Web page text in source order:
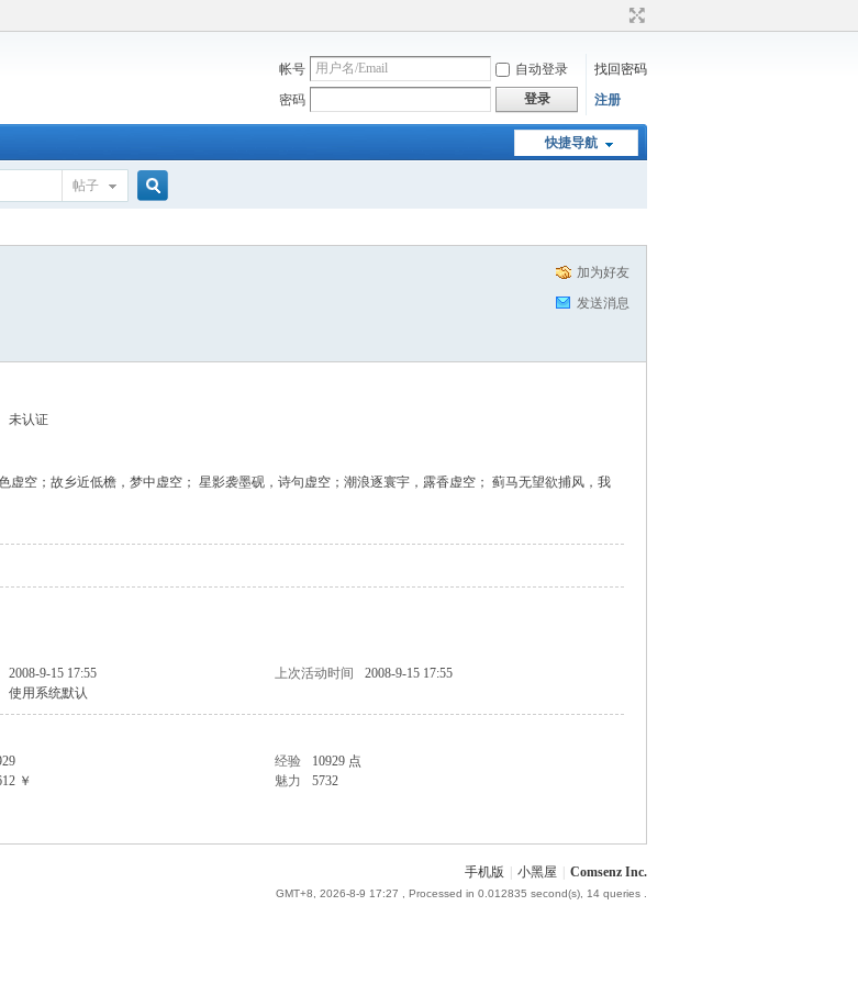
帐号 自动登录
找回密码
密码
登录 注册
快捷导航
帖子
加为好友
发送消息
未认证
虚空；故乡近低檐，梦中虚空； 星影袭墨砚，诗句虚空；潮浪逐寰宇，露香虚空； 蓟马无望欲捕风，我
2008-9-15 17:55 上次活动时间
2008-9-15 17:55
使用系统默认
经验
10929 点
￥ 魅力
5732
手机版 小黑屋 Comsenz Inc.
GMT+8, 2026-8-9 17:27 , Processed in 0.012835 second(s), 14 queries .